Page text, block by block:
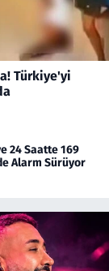
Türkiye'yi
24 Saatte 169
Alarm Sürüyor